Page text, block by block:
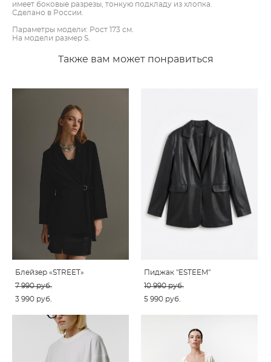
имеет боковые разрезы, тонкую подкладу из хлопка.
Сделано в России.
Параметры модели: Рост 173 см.
На модели размер S.
Также вам может понравиться
Блейзер «STREET»
7 990 pуб.
3 990 pуб.
Пиджак "ESTEEM"
10 990 pуб.
5 990 pуб.